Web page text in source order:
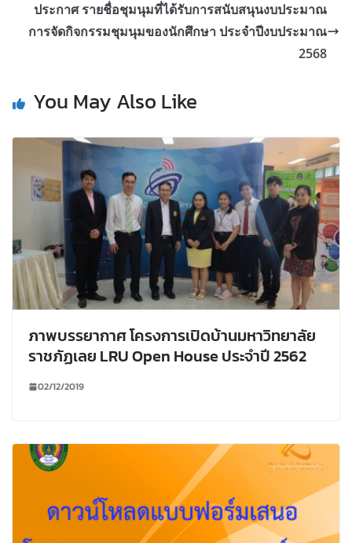
ประกาศ รายชื่อชุมนุมที่ได้รับการสนับสนุนงบประมาณ
การจัดกิจกรรมชุมนุมของนักศึกษา ประจำปีงบประมาณ
2568
You May Also Like
ภาพบรรยากาศ โครงการเปิดบ้านมหาวิทยาลัย
ราชภัฏเลย LRU Open House ประจำปี 2562
02/12/2019